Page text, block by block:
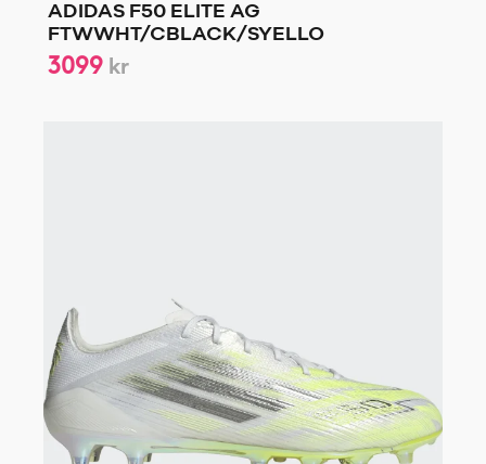
ADIDAS F50 ELITE AG
FTWWHT/CBLACK/SYELLO
3099 kr